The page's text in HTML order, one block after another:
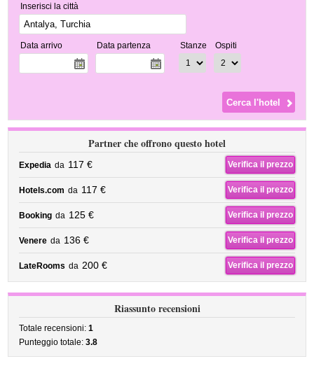
Inserisci la città
Data arrivo Data partenza Stanze Ospiti
Partner che offrono questo hotel
Expedia da 117 € Verifica il prezzo
Hotels.com da 117 € Verifica il prezzo
Booking da 125 € Verifica il prezzo
Venere da 136 € Verifica il prezzo
LateRooms da 200 € Verifica il prezzo
Riassunto recensioni
Totale recensioni:1
Punteggio totale:3.8